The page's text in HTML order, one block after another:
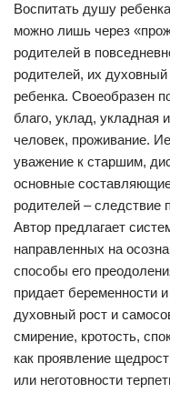
Воспитать душу
можно лишь через
родителей в
родителей, их духовный
ребенка. Своеобразен
благо, уклад, укладная
человек, проживание.
уважение к старшим,
основные
родителей – следствие
Автор предлагает
направленных на
способы его
придает беременности
духовный рост и
смирение, кротость,
как проявление
или неготовности